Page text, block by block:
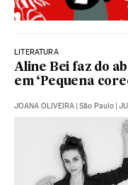
LITERATURA
Aline Bei faz do
em ‘Pequena
JOANA OLIVEIRA | São Paulo |